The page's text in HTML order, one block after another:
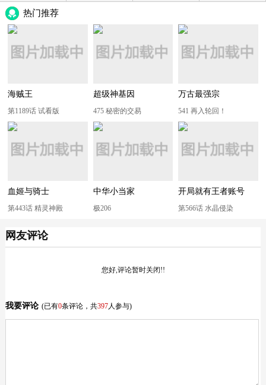
热门推荐
海贼王
第1189话 试看版
超级神基因
475 秘密的交易
万古最强宗
541 再入轮回！
血姬与骑士
第443话 精灵神殿
中华小当家
极206
开局就有王者账号
第566话 水晶侵染
网友评论
您好,评论暂时关闭!!
我要评论 (已有0条评论，共397人参与)